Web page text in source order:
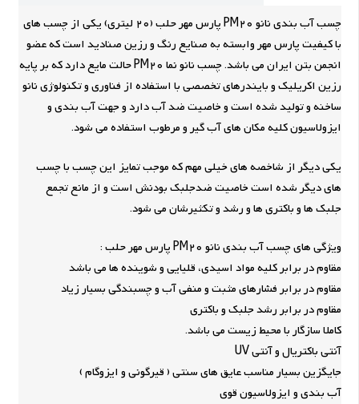
چسب آب بندی نانو PM20 پارس مهر حلب (20 لیتری) یکی از چسب های
با کیفیت پارس مهر وابسته به صنایع رنگ و رزین صنادید است که عضو
انجمن بتن ایران می باشد. چسب نانو نما PM20 حالت مایع دارد که بر پایه
رزین اکریلیک و بایندرهای تخصصی با استفاده از فناوری و تکنولوژی نانو
ساخنه و تولید شده است و خاصیت ضد آب دارد و جهت آب بندی و
ایزولاسیون کلیه مکان های آب گیر و مرطوب استفاده می شود.
یکی دیگر از شاخصه های خیلی مهم که موجب تمایز این چسب با چسب
های دیگر شده است خاصیت ضدجلبک بودنش است و از مانع تجمع
جلبک ها و باکتری ها و رشد و تکثیرشان می شود.
ویژگی های چسب آب بندی نانو PM20 پارس مهر حلب :
مقاوم در برابر کلیه مواد اسیدی، قلیایی و شوینده ها می باشد
مقاوم در برابر فشارهای مثبت و منفی آب و چسبندگی بسیار زیاد
مقاوم در برابر رشد جلبک و باکتری
کاملا سازگار با محیط زیست می باشد.
آنتی باکتریال و آنتی UV
جایگزین بسیار مناسب عایق های سنتی ( قیرگونی و ایزوگام )
آب بندی و ایزولاسیون قوی